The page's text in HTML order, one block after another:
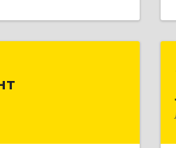
край, Ачинск г,
район, дом № 21А